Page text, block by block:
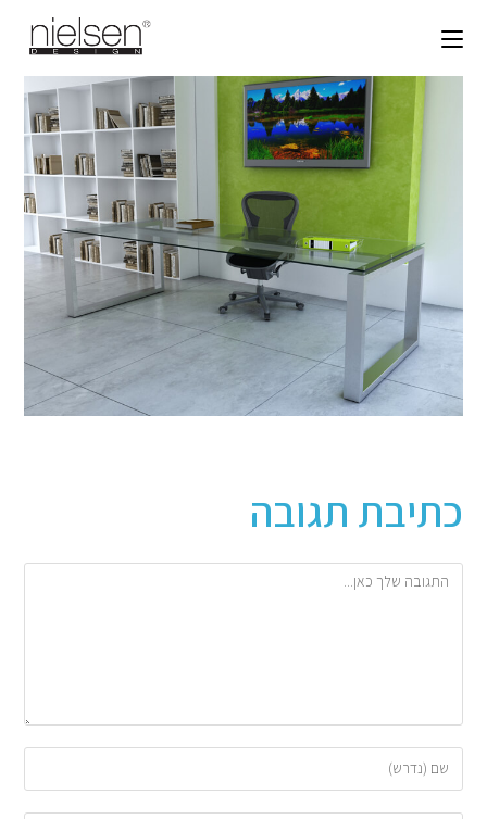
כתיבת תגובה